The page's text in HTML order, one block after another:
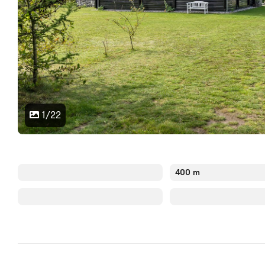
1/22
400 m